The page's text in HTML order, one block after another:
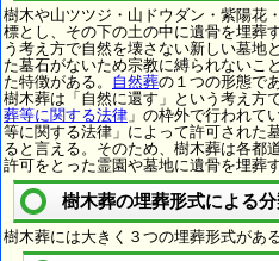
樹木や山ツツジ・山ドウダン・紫陽花
標とし、その下の土の中に遺骨を埋葬
う考え方で自然を壊さない新しい墓地
た墓石がないため宗教に縛られないこ
た特徴がある。 自然葬の１つの形態であ
樹木葬は「自然に還す」という考え方
葬等に関する法律 」の枠外で行われて
等に関する法律」によって許可された
ると言える。そのため、樹木葬は各都
許可をとった霊園や墓地に遺骨を埋葬
樹木葬の埋葬形式による
樹木葬には大きく３つの埋葬形式がある